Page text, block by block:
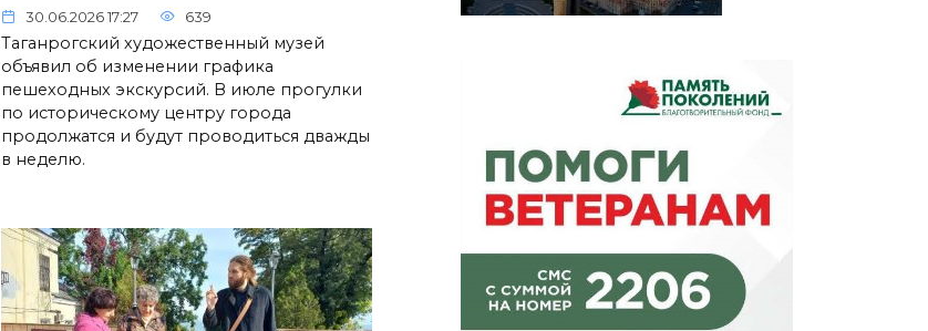
30.06.2026 17:27 639
Таганрогский художественный музей
объявил об изменении графика
пешеходных экскурсий. В июле прогулки
по историческому центру города
продолжатся и будут проводиться дважды
в неделю.